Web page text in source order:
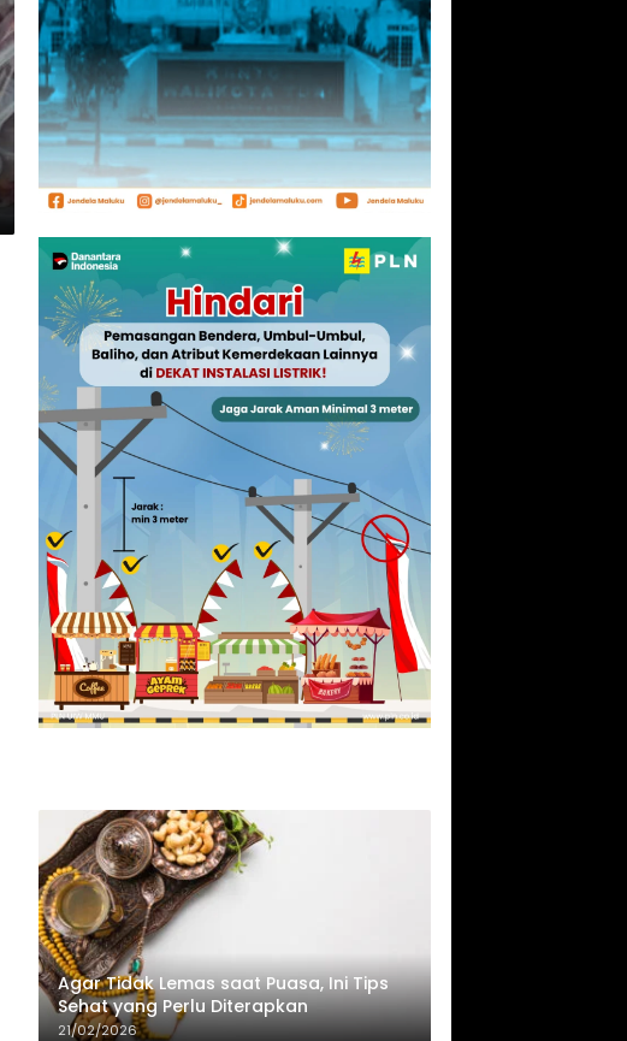
Agar Tidak Lemas saat Puasa, Ini Tips
Sehat yang Perlu Diterapkan
21/02/2026